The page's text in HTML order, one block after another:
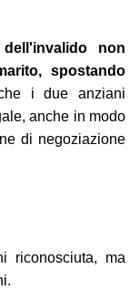
non
spostando
i due anziani
anche in modo
di negoziazione
riconosciuta, ma